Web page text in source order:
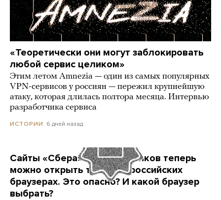
«Теоретически они могут заблокировать
любой сервис целиком»
Этим летом Amnezia — один из самых популярных
VPN-сервисов у россиян — пережил крупнейшую
атаку, которая длилась полтора месяца. Интервью
разработчика сервиса
ИСТОРИИ 6 дней назад
Сайты «Сбера» и других банков теперь
можно открыть только в российских
браузерах. Это опасно? И какой браузер
выбрать?